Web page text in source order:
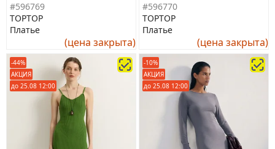
#596769
TOPTOP
Платье
(цена закрыта)
#596770
TOPTOP
Платье
(цена закрыта)
-44%
АКЦИЯ
до 25.08 12:00
-10%
АКЦИЯ
до 25.08 12:00